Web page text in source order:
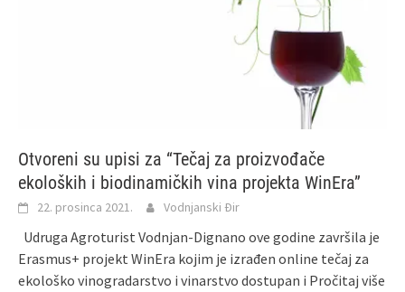
Otvoreni su upisi za “Tečaj za proizvođače
ekoloških i biodinamičkih vina projekta WinEra”
22. prosinca 2021. Vodnjanski Đir
Udruga Agroturist Vodnjan-Dignano ove godine završila je
Erasmus+ projekt WinEra kojim je izrađen online tečaj za
ekološko vinogradarstvo i vinarstvo dostupan i Pročitaj više